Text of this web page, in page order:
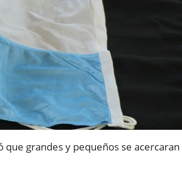
grandes y pequeños se